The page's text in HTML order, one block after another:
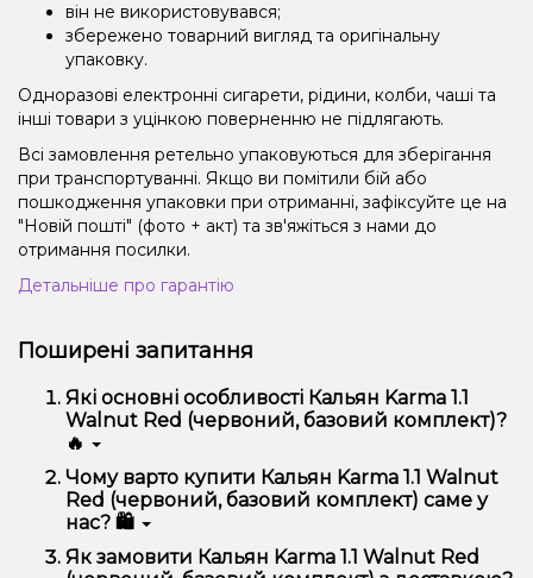
він не використовувався;
збережено товарний вигляд та оригінальну
упаковку.
Одноразові електронні сигарети, рідини, колби, чаші та
інші товари з уцінкою поверненню не підлягають.
Всі замовлення ретельно упаковуються для зберігання
при транспортуванні. Якщо ви помітили бій або
пошкодження упаковки при отриманні, зафіксуйте це на
"Новій пошті" (фото + акт) та зв'яжіться з нами до
отримання посилки.
Детальніше про гарантію
Поширені запитання
Які основні особливості Кальян Karma 1.1
Walnut Red (червоний, базовий комплект)?
🔥
Кальян Karma 1.1 Walnut Red (червоний, базовий
комплект) відрізняється високою якістю, зручністю
використання та надійністю.
Чому варто купити Кальян Karma 1.1 Walnut
Red (червоний, базовий комплект) саме у
нас? 🛍️
Ми пропонуємо тільки оригінальну продукцію,
Як замовити Кальян Karma 1.1 Walnut Red